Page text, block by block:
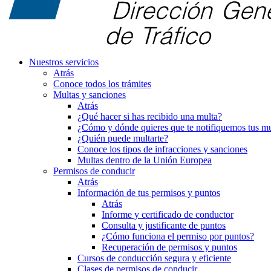
Nuestros servicios
Atrás
Conoce todos los trámites
Multas y sanciones
Atrás
¿Qué hacer si has recibido una multa?
¿Cómo y dónde quieres que te notifiquemos tus
¿Quién puede multarte?
Conoce los tipos de infracciones y sanciones
Multas dentro de la Unión Europea
Permisos de conducir
Atrás
Información de tus permisos y puntos
Atrás
Informe y certificado de conductor
Consulta y justificante de puntos
¿Cómo funciona el permiso por puntos?
Recuperación de permisos y puntos
Cursos de conducción segura y eficiente